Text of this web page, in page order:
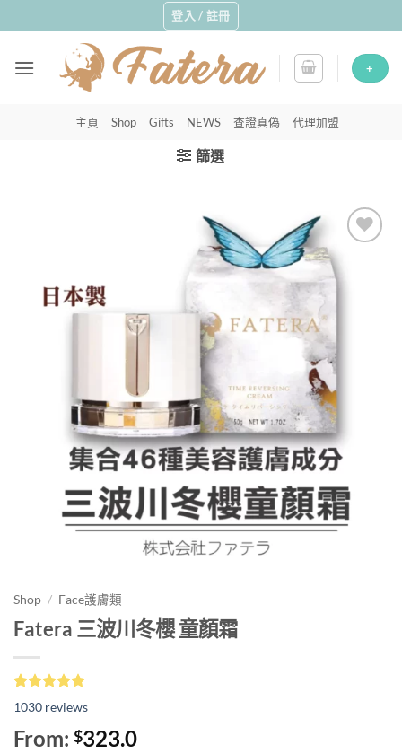
to
登入 / 註冊
+
主頁 Shop Gifts NEWS 查證真偽 代理加盟
篩選
Shop / Face護膚類
Fatera 三波川冬櫻 童顏霜
評分 5.00
5，已有
1030
位
顧客進行評
分
1030 reviews
From: $323.0